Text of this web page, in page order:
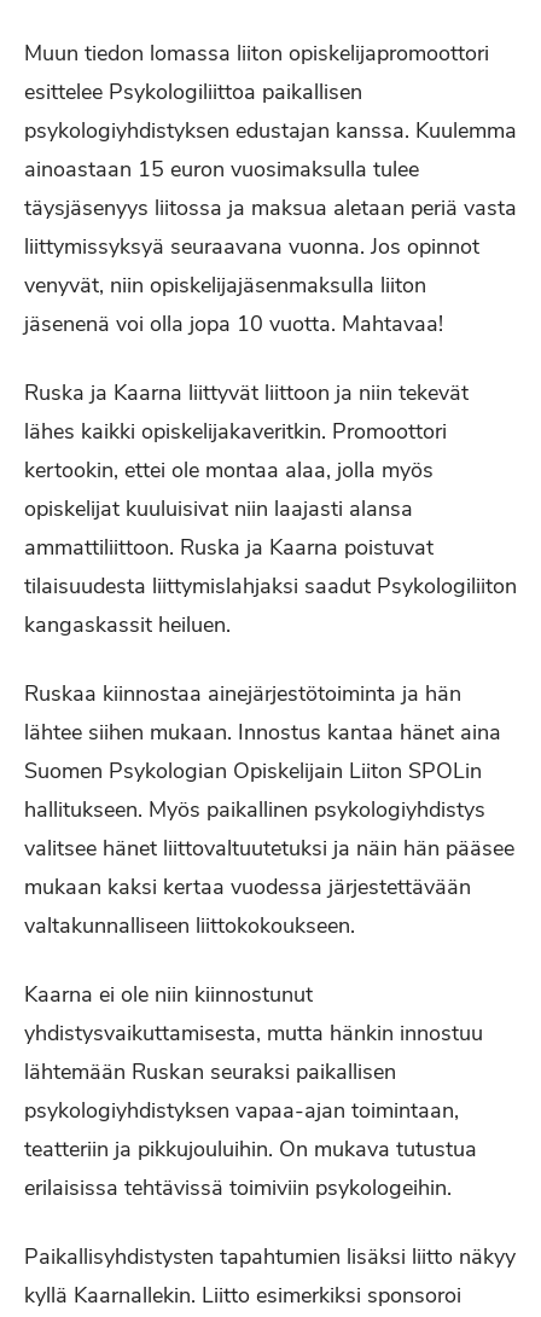
Muun tiedon lomassa liiton opiskelijapromoottori
esittelee Psykologiliittoa paikallisen
psykologiyhdistyksen edustajan kanssa. Kuulemma
ainoastaan 15 euron vuosimaksulla tulee
täysjäsenyys liitossa ja maksua aletaan periä vasta
liittymissyksyä seuraavana vuonna. Jos opinnot
venyvät, niin opiskelijajäsenmaksulla liiton
jäsenenä voi olla jopa 10 vuotta. Mahtavaa!
Ruska ja Kaarna liittyvät liittoon ja niin tekevät
lähes kaikki opiskelijakaveritkin. Promoottori
kertookin, ettei ole montaa alaa, jolla myös
opiskelijat kuuluisivat niin laajasti alansa
ammattiliittoon. Ruska ja Kaarna poistuvat
tilaisuudesta liittymislahjaksi saadut Psykologiliiton
kangaskassit heiluen.
Ruskaa kiinnostaa ainejärjestötoiminta ja hän
lähtee siihen mukaan. Innostus kantaa hänet aina
Suomen Psykologian Opiskelijain Liiton SPOLin
hallitukseen. Myös paikallinen psykologiyhdistys
valitsee hänet liittovaltuutetuksi ja näin hän pääsee
mukaan kaksi kertaa vuodessa järjestettävään
valtakunnalliseen liittokokoukseen.
Kaarna ei ole niin kiinnostunut
yhdistysvaikuttamisesta, mutta hänkin innostuu
lähtemään Ruskan seuraksi paikallisen
psykologiyhdistyksen vapaa-ajan toimintaan,
teatteriin ja pikkujouluihin. On mukava tutustua
erilaisissa tehtävissä toimiviin psykologeihin.
Paikallisyhdistysten tapahtumien lisäksi liitto näkyy
kyllä Kaarnallekin. Liitto esimerkiksi sponsoroi